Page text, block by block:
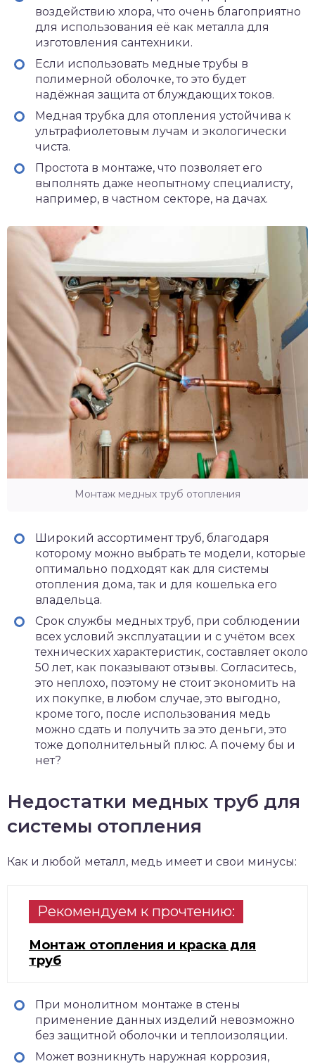
воздействию хлора, что очень благоприятно
для использования её как металла для
изготовления сантехники.
Если использовать медные трубы в
полимерной оболочке, то это будет
надёжная защита от блуждающих токов.
Медная трубка для отопления устойчива к
ультрафиолетовым лучам и экологически
чиста.
Простота в монтаже, что позволяет его
выполнять даже неопытному специалисту,
например, в частном секторе, на дачах.
Монтаж медных труб отопления
Широкий ассортимент труб, благодаря
которому можно выбрать те модели, которые
оптимально подходят как для системы
отопления дома, так и для кошелька его
владельца.
Срок службы медных труб, при соблюдении
всех условий эксплуатации и с учётом всех
технических характеристик, составляет около
50 лет, как показывают отзывы. Согласитесь,
это неплохо, поэтому не стоит экономить на
их покупке, в любом случае, это выгодно,
кроме того, после использования медь
можно сдать и получить за это деньги, это
тоже дополнительный плюс. А почему бы и
нет?
Недостатки медных труб для
системы отопления
Как и любой металл, медь имеет и свои минусы:
Рекомендуем к прочтению:
Монтаж отопления и краска для
труб
При монолитном монтаже в стены
применение данных изделий невозможно
без защитной оболочки и теплоизоляции.
Может возникнуть наружная коррозия,